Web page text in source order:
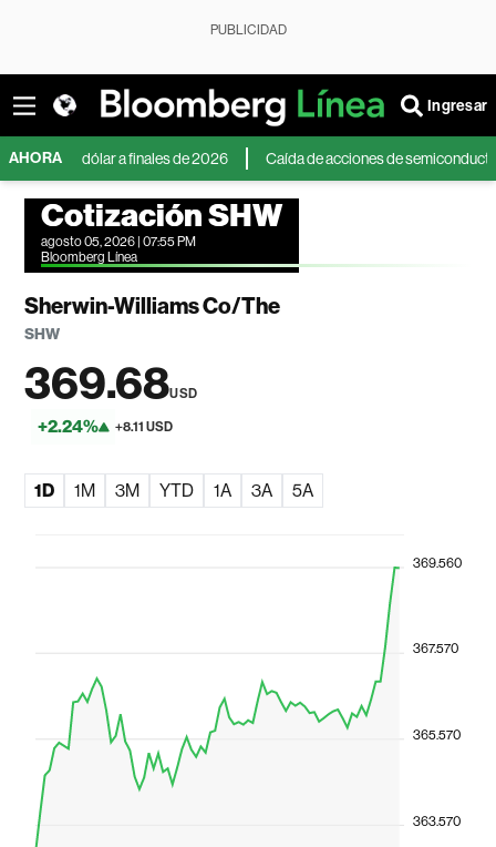
PUBLICIDAD
Ingresar
AHORA
al dólar a finales de 2026 Caída de acciones de semiconductores en
Cotización SHW
agosto 05, 2026 | 07:55 PM
Bloomberg Línea
Sherwin-Williams Co/The
SHW
369.68USD
+2.24% +8.11 USD
1D 1M 3M YTD 1A 3A 5A
363.570
365.570
367.570
369.560